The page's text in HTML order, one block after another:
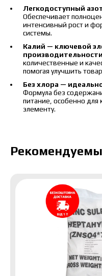
Легкодоступный
Обеспечивает
интенсивный рост и
системы.
Калий — ключевой
производительности
количественные и
помогая улучшить
Без хлора —
Формула без
питание, особенно для
элементу.